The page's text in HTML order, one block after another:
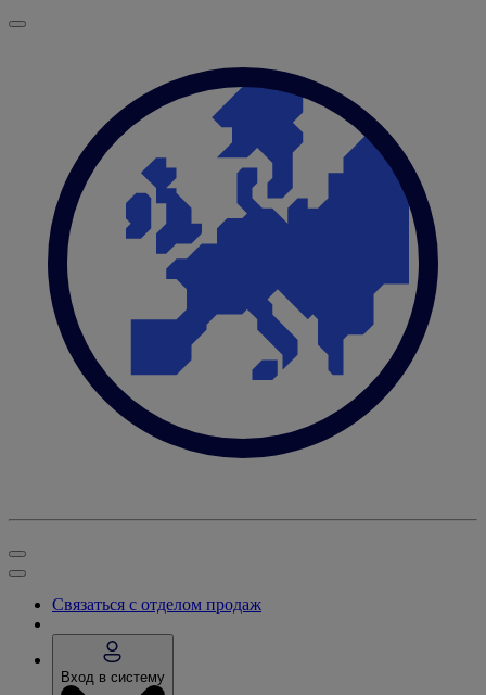
Связаться с отделом продаж
Вход в систему